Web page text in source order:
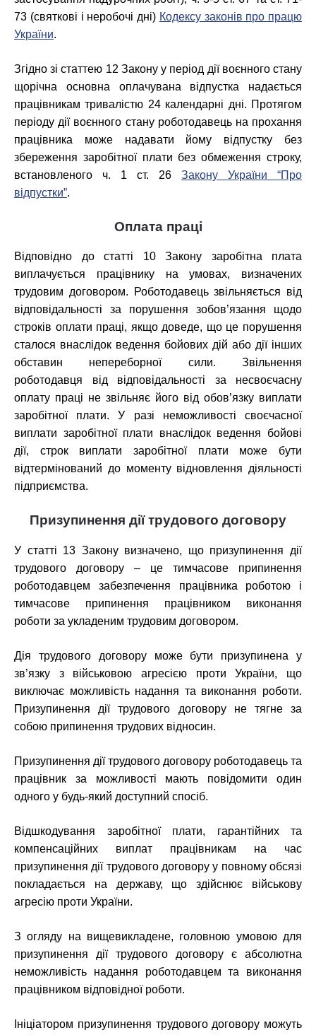
73 (святкові і неробочі дні) Кодексу законів про працю
України.
Згідно зі статтею 12 Закону у період дії воєнного стану
щорічна основна оплачувана відпустка надається
працівникам тривалістю 24 календарні дні. Протягом
періоду дії воєнного стану роботодавець на прохання
працівника може надавати йому відпустку без
збереження заробітної плати без обмеження строку,
встановленого ч. 1 ст. 26 Закону України “Про
відпустки”.
Оплата праці
Відповідно до статті 10 Закону заробітна плата
виплачується працівнику на умовах, визначених
трудовим договором. Роботодавець звільняється від
відповідальності за порушення зобов’язання щодо
строків оплати праці, якщо доведе, що це порушення
сталося внаслідок ведення бойових дій або дії інших
обставин непереборної сили. Звільнення
роботодавця від відповідальності за несвоєчасну
оплату праці не звільняє його від обов’язку виплати
заробітної плати. У разі неможливості своєчасної
виплати заробітної плати внаслідок ведення бойові
дії, строк виплати заробітної плати може бути
відтермінований до моменту відновлення діяльності
підприємства.
Призупинення дії трудового договору
У статті 13 Закону визначено, що призупинення дії
трудового договору – це тимчасове припинення
роботодавцем забезпечення працівника роботою і
тимчасове припинення працівником виконання
роботи за укладеним трудовим договором.
Дія трудового договору може бути призупинена у
зв’язку з військовою агресією проти України, що
виключає можливість надання та виконання роботи.
Призупинення дії трудового договору не тягне за
собою припинення трудових відносин.
Призупинення дії трудового договору роботодавець та
працівник за можливості мають повідомити один
одного у будь-який доступний спосіб.
Відшкодування заробітної плати, гарантійних та
компенсаційних виплат працівникам на час
призупинення дії трудового договору у повному обсязі
покладається на державу, що здійснює військову
агресію проти України.
З огляду на вищевикладене, головною умовою для
призупинення дії трудового договору є абсолютна
неможливість надання роботодавцем та виконання
працівником відповідної роботи.
Ініціатором призупинення трудового договору можуть